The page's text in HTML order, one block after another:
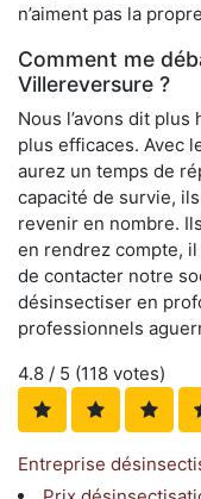
n’aiment pas la
Comment me
Villereversure ?
Nous l’avons dit
plus efficaces. Avec
aurez un temps de
capacité de survie,
revenir en nombre.
en rendrez compte,
de contacter notre
désinsectiser en
professionnels
4.8 / 5 (118 votes)
Entreprise